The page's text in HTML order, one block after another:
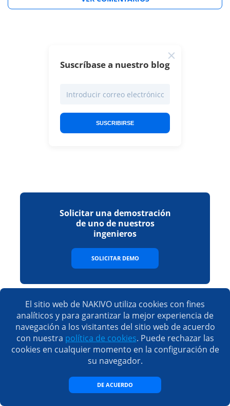
Suscríbase a nuestro blog
SUSCRIBIRSE
Solicitar una demostración
de uno de nuestros
ingenieros
SOLICITAR DEMO
Descargar una versión de
prueba gratuita completa
DESCARGAR
El sitio web de NAKIVO utiliza cookies con fines
analíticos y para garantizar la mejor experiencia de
navegación a los visitantes del sitio web de acuerdo
con nuestra política de cookies. Puede rechazar las
cookies en cualquier momento en la configuración de
su navegador.
DE ACUERDO